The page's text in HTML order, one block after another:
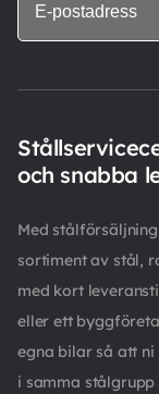
och snabba
Med
sortiment av stål,
med kort
eller ett
egna bilar så att
i samma stålgrupp